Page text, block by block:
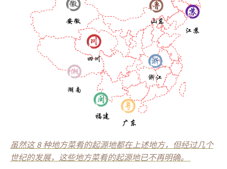
虽然这 8 种地方菜肴的起源地都在上述地方，但经过几个
世纪的发展，这些地方菜肴的起源地已不再明确。